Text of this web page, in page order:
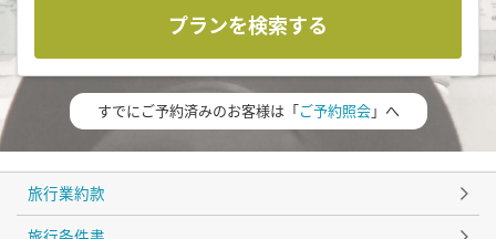
プランを検索する
すでにご予約済みのお客様は「ご予約照会」へ
旅行業約款